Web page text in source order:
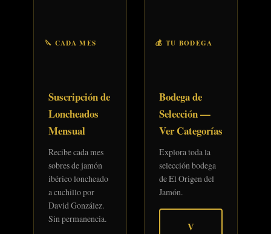
🔪 CADA MES
Suscripción de
Loncheados
Mensual
Recibe cada mes
sobres de jamón
ibérico loncheado
a cuchillo por
David González.
Sin permanencia.
💰 TU BODEGA
Bodega de
Selección —
Ver Categorías
Explora toda la
selección bodega
de El Origen del
Jamón.
V